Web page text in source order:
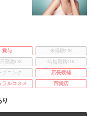
賞与
未経験OK
勤務OK
時短勤務OK
プニング
店長候補
ラルコスメ 百貨店
り